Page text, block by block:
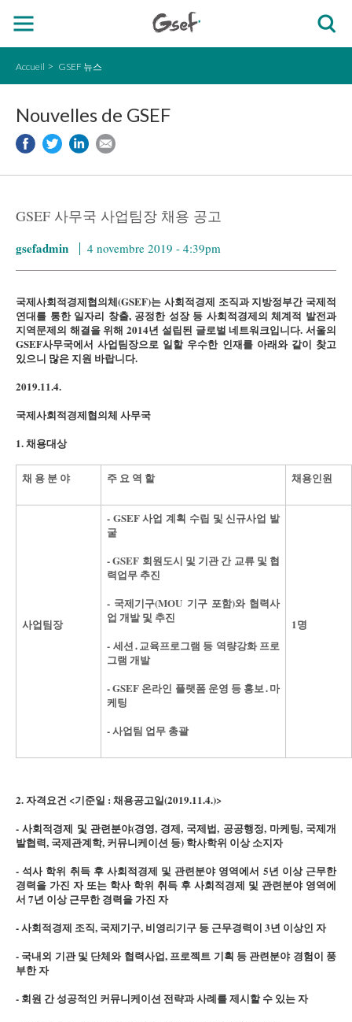
Accueil GSEF 뉴스
Nouvelles de GSEF
GSEF 사무국 사업팀장 채용 공고
gsefadmin 4 novembre 2019 - 4:39pm
국제사회적경제협의체(GSEF)는 사회적경제 조직과 지방정부간 국제적
연대를 통한 일자리 창출, 공정한 성장 등 사회적경제의 체계적 발전과
지역문제의 해결을 위해 2014년 설립된 글로벌 네트워크입니다. 서울의
GSEF사무국에서 사업팀장으로 일할 우수한 인재를 아래와 같이 찾고
있으니 많은 지원 바랍니다.
2019.11.4.
국제사회적경제협의체 사무국
1. 채용대상
채 용 분 야 주 요 역 할 채용인원
사업팀장
- GSEF 사업 계획 수립 및 신규사업 발
굴
- GSEF 회원도시 및 기관 간 교류 및 협
력업무 추진
- 국제기구(MOU 기구 포함)와 협력사
업 개발 및 추진
- 세션․교육프로그램 등 역량강화 프로
그램 개발
- GSEF 온라인 플랫폼 운영 등 홍보․마
케팅
- 사업팀 업무 총괄
1명
2. 자격요건 <기준일 : 채용공고일(2019.11.4.)>
- 사회적경제 및 관련분야(경영, 경제, 국제법, 공공행정, 마케팅, 국제개
발협력, 국제관계학, 커뮤니케이션 등) 학사학위 이상 소지자
- 석사 학위 취득 후 사회적경제 및 관련분야 영역에서 5년 이상 근무한
경력을 가진 자 또는 학사 학위 취득 후 사회적경제 및 관련분야 영역에
서 7년 이상 근무한 경력을 가진 자
- 사회적경제 조직, 국제기구, 비영리기구 등 근무경력이 3년 이상인 자
- 국내외 기관 및 단체와 협력사업, 프로젝트 기획 등 관련분야 경험이 풍
부한 자
- 회원 간 성공적인 커뮤니케이션 전략과 사례를 제시할 수 있는 자